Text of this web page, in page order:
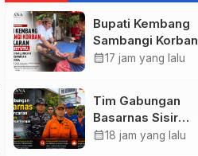
Bupati Kembang
Sambangi Korban
Kebakaran di
Ringankan Beban
Warga
calendar_month17 jam yang lalu
Tim Gabungan
Basarnas Sisir
Pencarian Nelayan
calendar_month18 jam yang lalu